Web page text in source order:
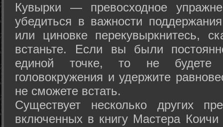
Кувырки — превосходное
убедиться в важности
или циновке перекувыркнитесь,
встаньте. Если вы были
единой точке, то не будете
головокружения и удержите
не сможете встать.
Существует несколько других
включенных в книгу Мастера